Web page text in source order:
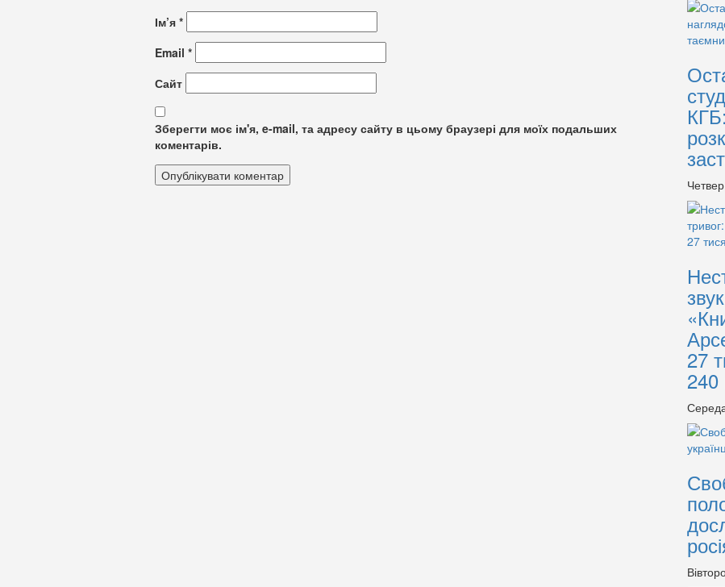
Ім’я *
Email *
Сайт
Зберегти моє ім'я, e-mail, та адресу сайту в цьому браузері для моїх подальших
коментарів.
27
240